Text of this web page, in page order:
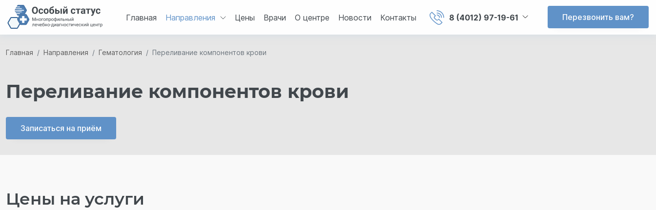
Главная Направления Цены Врачи О центре Новости Контакты 8 (4012) 97-19-61 Перезвонить вам?
Главная Направления Гематология Переливание компонентов крови
Переливание компонентов крови
Записаться на приём
Цены на услуги